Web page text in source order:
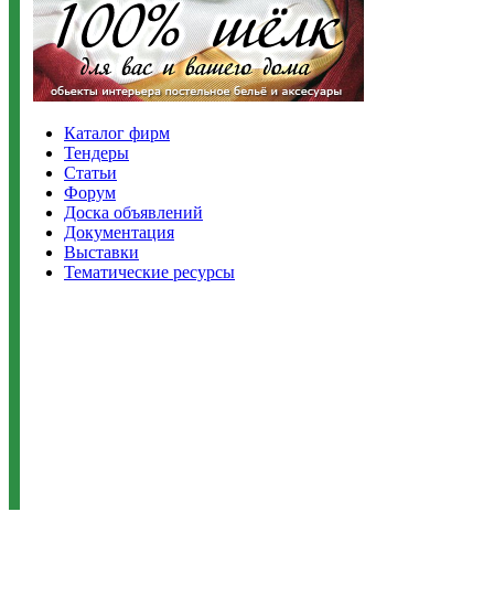
Каталог фирм
Тендеры
Статьи
Форум
Доска объявлений
Документация
Выставки
Тематические ресурсы